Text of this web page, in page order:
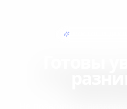
ПРОСТОЕ